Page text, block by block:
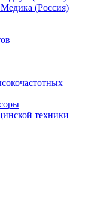
(Россия)
техники